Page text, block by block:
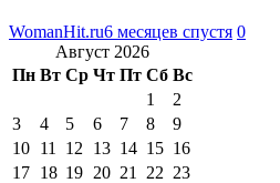
WomanHit.ru6 месяцев спустя 0
Август 2026
Пн Вт Ср Чт Пт Сб Вс
1
2
3
4 5 6 7 8
9
10 11 12 13 14 15 16
17 18 19 20 21 22 23